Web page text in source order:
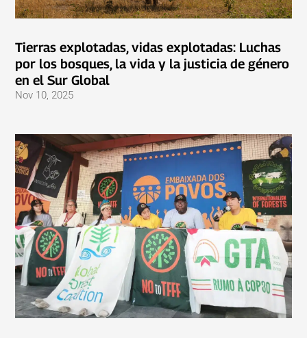
Tierras explotadas, vidas explotadas: Luchas
por los bosques, la vida y la justicia de género
en el Sur Global
Nov 10, 2025